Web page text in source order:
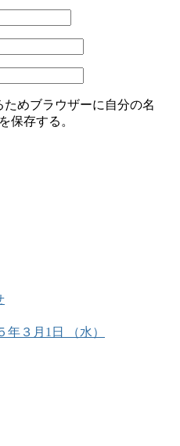
めブラウザーに自分の名
保存する。
３月1日 （水）